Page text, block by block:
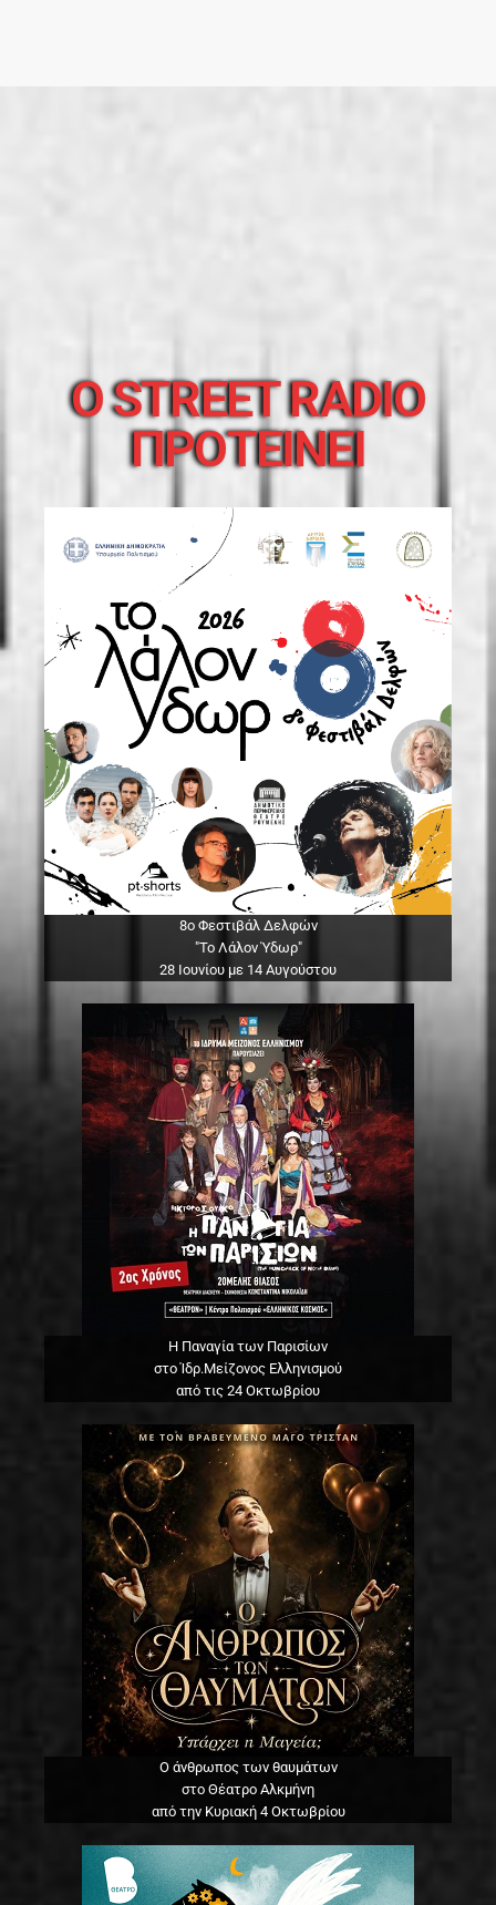
O STREET RADIO
ΠΡΟΤΕΙΝΕΙ
8ο Φεστιβάλ Δελφών
"Το Λάλον Ύδωρ"
28 Ιουνίου με 14 Αυγούστου
Η Παναγία των Παρισίων
στο Ίδρ.Μείζονος Ελληνισμού
από τις 24 Οκτωβρίου
Ο άνθρωπος των θαυμάτων
στο Θέατρο Αλκμήνη
από την Κυριακή 4 Οκτωβρίου